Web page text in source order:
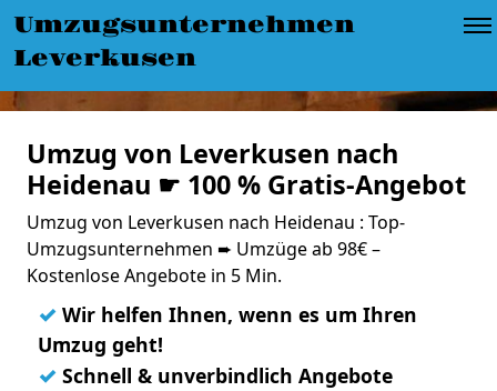
Umzugsunternehmen
Leverkusen
Umzug von Leverkusen nach
Heidenau ☛ 100 % Gratis-Angebot
Umzug von Leverkusen nach Heidenau : Top-
Umzugsunternehmen ➨ Umzüge ab 98€ –
Kostenlose Angebote in 5 Min.
✓ Wir helfen Ihnen, wenn es um Ihren
Umzug geht!
✓ Schnell & unverbindlich Angebote